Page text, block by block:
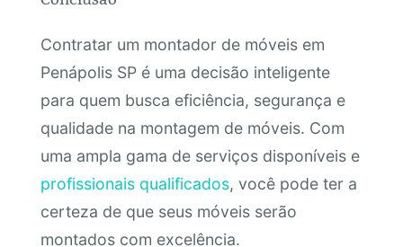
Contratar um montador de móveis em
Penápolis SP é uma decisão inteligente
para quem busca eficiência, segurança e
qualidade na montagem de móveis. Com
uma ampla gama de serviços disponíveis e
profissionais qualificados, você pode ter a
certeza de que seus móveis serão
montados com excelência.